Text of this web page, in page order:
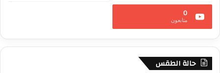
0
متابعون
حالة الطقس